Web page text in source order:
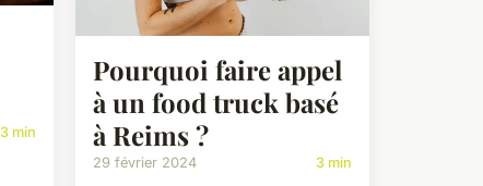
3 min
Pourquoi faire appel
à un food truck basé
à Reims ?
29 février 2024 3 min